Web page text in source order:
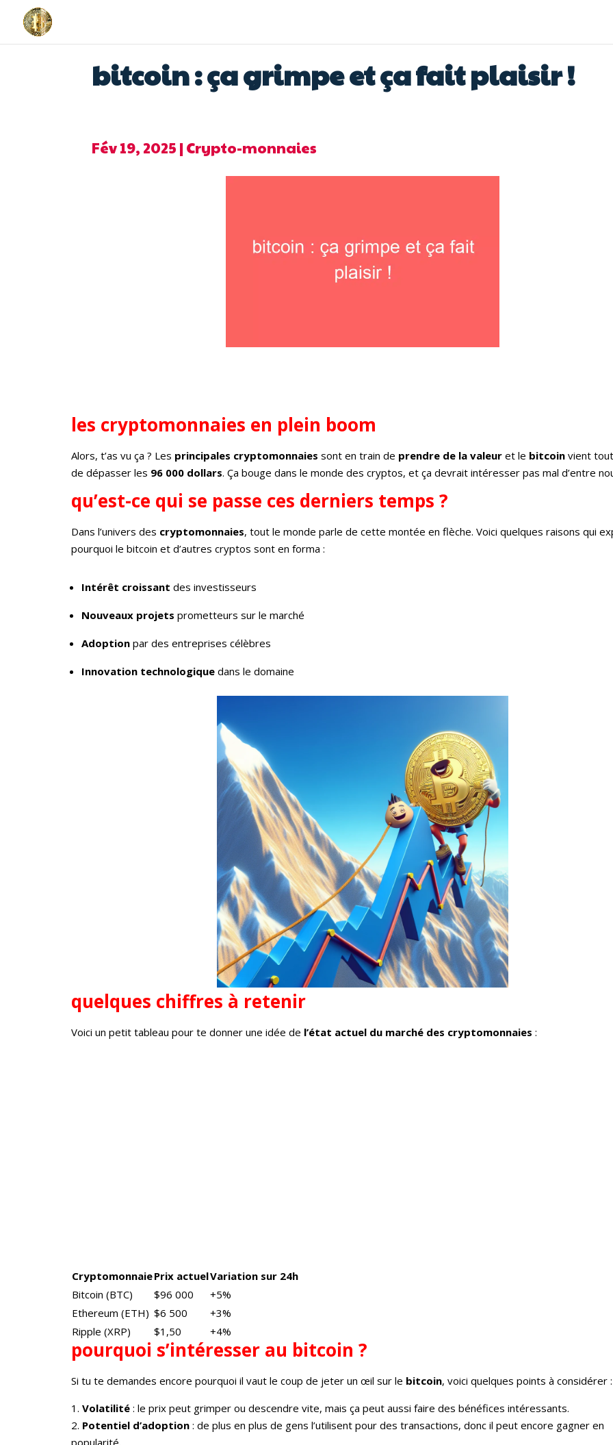
bitcoin : ça grimpe et ça fait plaisir !
Fév 19, 2025 | Crypto-monnaies
les cryptomonnaies en plein boom
Alors, t’as vu ça ? Les principales cryptomonnaies sont en train de prendre de la valeur et le bitcoin vient
de dépasser les 96 000 dollars. Ça bouge dans le monde des cryptos, et ça devrait intéresser pas mal d’entre
qu’est-ce qui se passe ces derniers temps ?
Dans l’univers des cryptomonnaies, tout le monde parle de cette montée en flèche. Voici quelques raisons qui
pourquoi le bitcoin et d’autres cryptos sont en forma :
Intérêt croissant des investisseurs
Nouveaux projets prometteurs sur le marché
Adoption par des entreprises célèbres
Innovation technologique dans le domaine
quelques chiffres à retenir
Voici un petit tableau pour te donner une idée de l’état actuel du marché des cryptomonnaies :
CryptomonnaiePrix actuelVariation sur 24h
Bitcoin (BTC)
$96 000
+5%
Ethereum (ETH) $6 500
+3%
Ripple (XRP)
$1,50 +4%
pourquoi s’intéresser au bitcoin ?
Si tu te demandes encore pourquoi il vaut le coup de jeter un œil sur le bitcoin, voici quelques points à considérer :
1.Volatilité : le prix peut grimper ou descendre vite, mais ça peut aussi faire des bénéfices intéressants.
2. Potentiel d’adoption : de plus en plus de gens l’utilisent pour des transactions, donc il peut encore gagner en
popularité.